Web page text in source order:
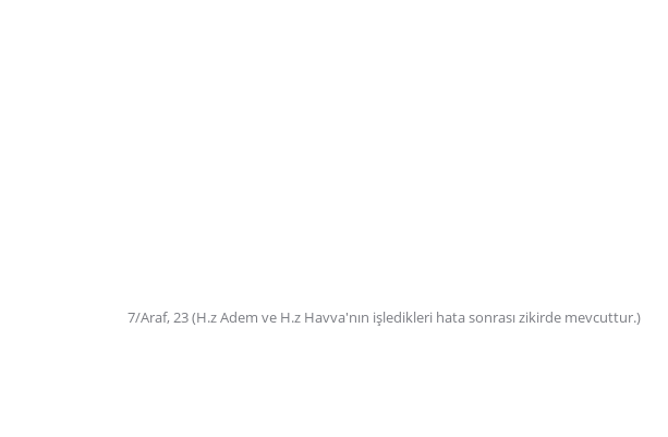
7/Araf, 23 (H.z Adem ve H.z Havva'nın işledikleri hata sonrası zikirde mevcuttur.)